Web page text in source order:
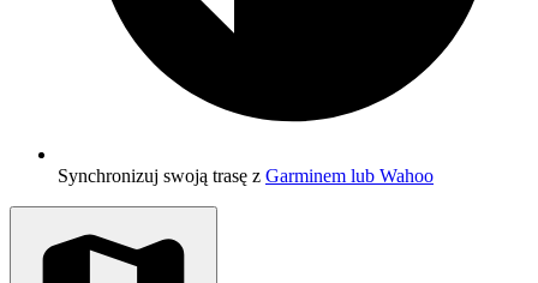
Synchronizuj swoją trasę z Garminem lub Wahoo